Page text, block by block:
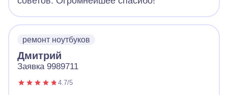
ремонт ноутбуков
Дмитрий
Заявка 9989711
4.7/5